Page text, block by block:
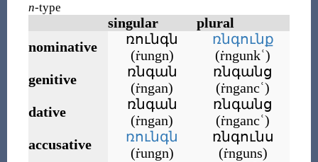
n-type
singular
plural
nominative
ռունգն
(ṙungn)
ռնգունք
(ṙngunkʿ)
genitive
ռնգան
(ṙngan)
ռնգանց
(ṙngancʿ)
dative
ռնգան
(ṙngan)
ռնգանց
(ṙngancʿ)
accusative
ռունգն
(ṙungn)
ռնգունս
(ṙnguns)